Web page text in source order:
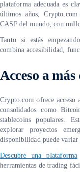
plataforma adecuada es
últimos años,
CASP del mundo, con
Tanto si estás
combina accesibilidad,
Acceso a
Crypto.com ofrece acceso
consolidados como
stablecoins populares.
explorar proyectos
disponibilidad puede variar
Descubre una plataforma
herramientas de trading